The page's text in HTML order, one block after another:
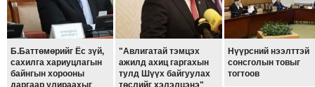
Б.Баттөмөрийг Ёс зүй,
сахилга хариуцлагын
байнгын хорооны
"Авлигатай тэмцэх
ажилд ахиц гаргахын
тулд Шүүх байгуулах
Нүүрсний нээлттэй
сонсголын товыг
тогтоов